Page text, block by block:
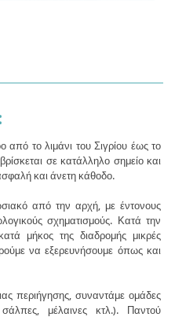
από το λιμάνι του Σιγρίου έως το
σε κατάλληλο σημείο και
και άνετη κάθοδο.
από την αρχή, με έντονους
σχηματισμούς. Κατά την
μήκος της διαδρομής μικρές
να εξερευνήσουμε όπως και
περιήγησης, συναντάμε ομάδες
μέλαινες κτλ.). Παντού